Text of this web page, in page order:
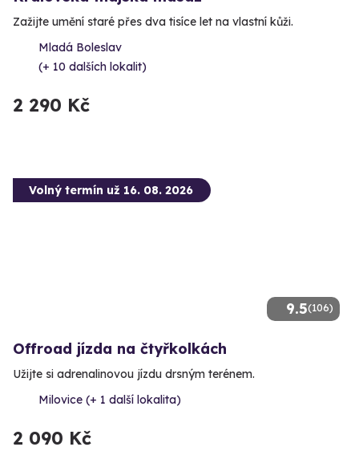
Zažijte umění staré přes dva tisíce let na vlastní kůži.
Mladá Boleslav
(+ 10 dalších lokalit)
2 290 Kč
9.5(106)
Volný termín už 16. 08. 2026
Offroad jízda na čtyřkolkách
Užijte si adrenalinovou jízdu drsným terénem.
Milovice (+ 1 další lokalita)
2 090 Kč